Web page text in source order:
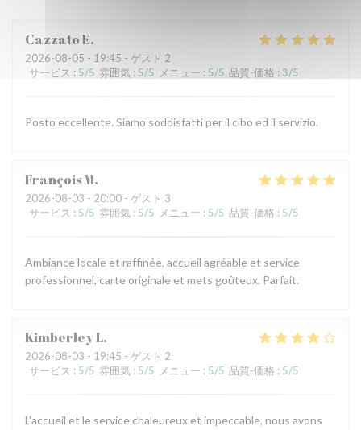
CazzatoE
2026-08-05 - 19:45 - ゲスト 2
サービス : 5/5 雰囲気 : 5/5 メニュー : 5/5 品質-価格 : 3/5
Posto eccellente. Siamo soddisfatti per il cibo ed il servizio.
FrançoisM
2026-08-03 - 20:00 - ゲスト 3
サービス : 5/5 雰囲気 : 5/5 メニュー : 5/5 品質-価格 : 5/5
Ambiance locale et raffinée, accueil agréable et service
professionnel, carte originale et mets goûteux. Parfait.
KimberleyL
2026-08-03 - 19:45 - ゲスト 2
サービス : 5/5 雰囲気 : 5/5 メニュー : 5/5 品質-価格 : 5/5
L’accueil et le service chaleureux et impeccable, nous avons